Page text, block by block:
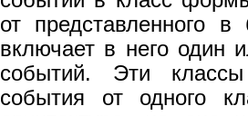
от представленного
включает в него один
событий. Эти
события от одного